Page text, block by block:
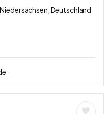
Deutschland